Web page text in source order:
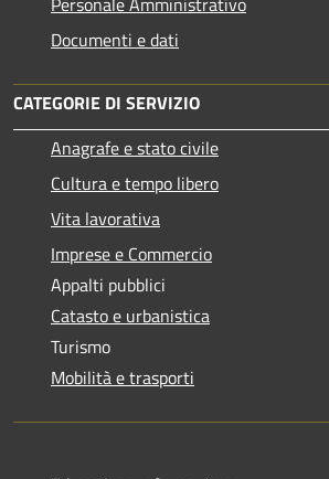
Documenti e dati
CATEGORIE DI SERVIZIO
Anagrafe e stato civile
Cultura e tempo libero
Vita lavorativa
Imprese e Commercio
Appalti pubblici
Catasto e urbanistica
Turismo
Mobilità e trasporti